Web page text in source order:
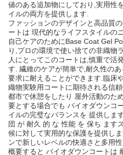
値のある追加物にしており,実用性
イルの両方を提供します.
ファッションのデザインと高品質
ートは 現代的なライフスタイルの
自己ケアのためにBase Coat Gel
り,プロの環境で使い捨ての非織物
人にとってこのコートは,慎重で活
す. 繊維のケアが簡単で,耐久性の
要求に耐えることができます.臨床
織物実験用コートに期待される信
都市で休憩をしたり 屋外活動のた
要とする場合でも バイオダウンコ
イルの完璧なバランスを 提供しま
団 が 耐久 的 な 性能 を 保ち ます
候に対して実用的な保護を提供し
ンで新しいレベルの快適さと多用
概要すると バイオダウンコートは